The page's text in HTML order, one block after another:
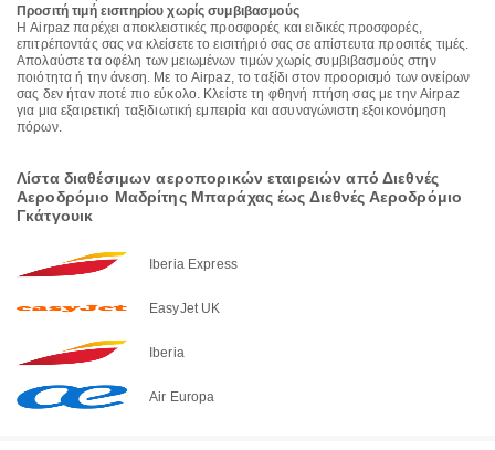
Προσιτή τιμή εισιτηρίου χωρίς συμβιβασμούς
Η Airpaz παρέχει αποκλειστικές προσφορές και ειδικές προσφορές,
επιτρέποντάς σας να κλείσετε το εισιτήριό σας σε απίστευτα προσιτές τιμές.
Απολαύστε τα οφέλη των μειωμένων τιμών χωρίς συμβιβασμούς στην
ποιότητα ή την άνεση. Με το Airpaz, το ταξίδι στον προορισμό των ονείρων
σας δεν ήταν ποτέ πιο εύκολο. Κλείστε τη φθηνή πτήση σας με την Airpaz
για μια εξαιρετική ταξιδιωτική εμπειρία και ασυναγώνιστη εξοικονόμηση
πόρων.
Λίστα διαθέσιμων αεροπορικών εταιρειών από Διεθνές
Αεροδρόμιο Μαδρίτης Μπαράχας έως Διεθνές Αεροδρόμιο
Γκάτγουικ
Iberia Express
EasyJet UK
Iberia
Air Europa